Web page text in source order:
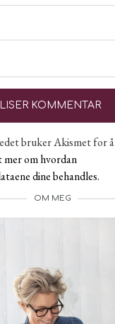
bruker Akismet for å
mer om hvordan
dine behandles.
OM MEG